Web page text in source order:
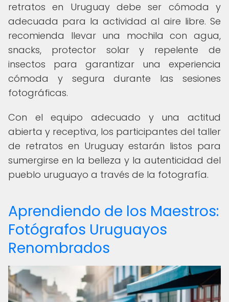
retratos en Uruguay debe ser cómoda y
adecuada para la actividad al aire libre. Se
recomienda llevar una mochila con agua,
snacks, protector solar y repelente de
insectos para garantizar una experiencia
cómoda y segura durante las sesiones
fotográficas.
Con el equipo adecuado y una actitud
abierta y receptiva, los participantes del taller
de retratos en Uruguay estarán listos para
sumergirse en la belleza y la autenticidad del
pueblo uruguayo a través de la fotografía.
Aprendiendo de los Maestros:
Fotógrafos Uruguayos
Renombrados